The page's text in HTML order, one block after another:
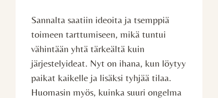
Sannalta saatiin ideoita ja tsemppiä
toimeen tarttumiseen, mikä tuntui
vähintään yhtä tärkeältä kuin
järjestelyideat. Nyt on ihana, kun löytyy
paikat kaikelle ja lisäksi tyhjää tilaa.
Huomasin myös, kuinka suuri ongelma